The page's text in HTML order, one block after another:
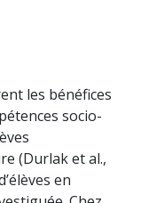
les bénéfices
socio-
(Durlak et al.,
en